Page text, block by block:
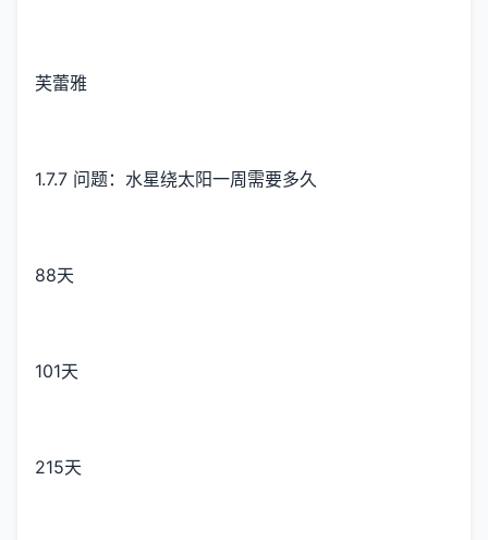
芙蕾雅
1.7.7 问题：水星绕太阳一周需要多久
88天
101天
215天